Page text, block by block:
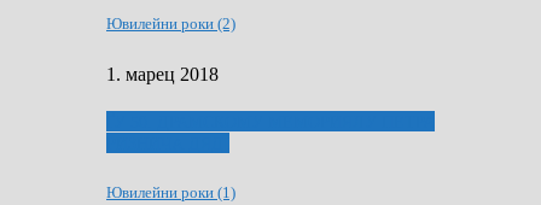
Ювилейни роки (2)
1. марец 2018
Ювилейни роки (1)